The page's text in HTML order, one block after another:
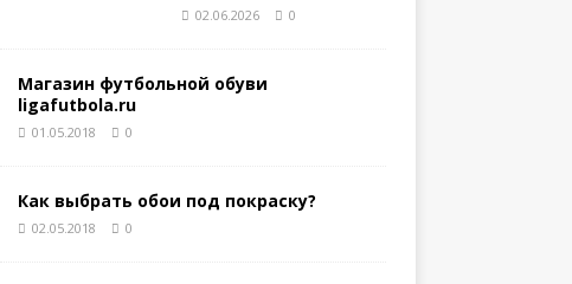
02.06.2026 0
Магазин футбольной обуви
ligafutbola.ru
01.05.2018 0
Как выбрать обои под покраску?
02.05.2018 0